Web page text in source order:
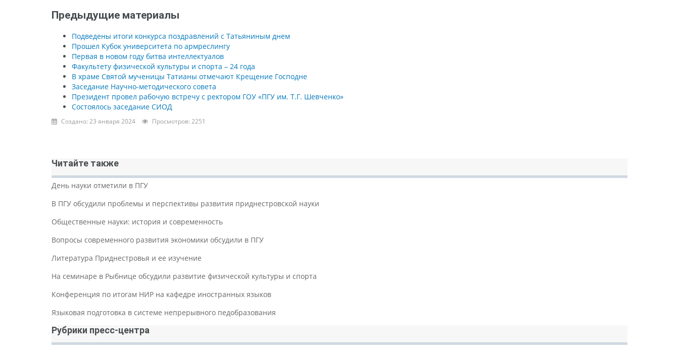
Предыдущие материалы
Подведены итоги конкурса поздравлений с Татьяниным днем
Прошел Кубок университета по армреслингу
Первая в новом году битва интеллектуалов
Факультету физической культуры и спорта – 24 года
В храме Святой мученицы Татианы отмечают Крещение Господне
Заседание Научно-методического совета
Президент провел рабочую встречу с ректором ГОУ «ПГУ им. Т.Г. Шевченко»
Состоялось заседание СИОД
Создано: 23 января 2024 Просмотров: 2251
Читайте также
День науки отметили в ПГУ
В ПГУ обсудили проблемы и перспективы развития приднестровской науки
Общественные науки: история и современность
Вопросы современного развития экономики обсудили в ПГУ
Литература Приднестровья и ее изучение
На семинаре в Рыбнице обсудили развитие физической культуры и спорта
Конференция по итогам НИР на кафедре иностранных языков
Языковая подготовка в системе непрерывного педобразования
Рубрики пресс-центра